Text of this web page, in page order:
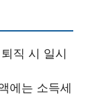
직 시 일시
에는 소득세